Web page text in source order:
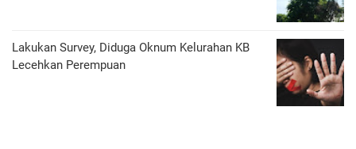
Lakukan Survey, Diduga Oknum Kelurahan KB
Lecehkan Perempuan